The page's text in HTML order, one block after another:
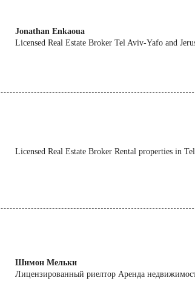
Jonathan Enkaoua
Licensed Real Estate Broker Tel Aviv-Yafo and
Licensed Real Estate Broker Rental properties in
Шимон Мельки
Лицензированный риелтор Аренда